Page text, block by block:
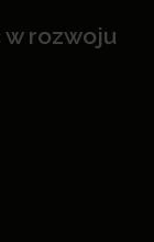
w rozwoju